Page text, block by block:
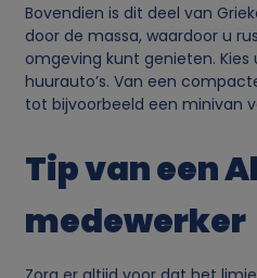
Bovendien is dit deel van
door de massa, waardoor u
omgeving kunt genieten.
huurauto’s. Van een
tot bijvoorbeeld een minivan
Tip van een
medewerker